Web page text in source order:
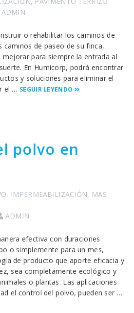
ADMIN
o rehabilitar los caminos de
caminos de paseo de su finca,
para siempre la entrada al
En Humicorp, podrá encontrar
y soluciones para eliminar el
el … SEGUIR LEYENDO
polvo en
, IMPERMEABILIZACIÓN, MAS
ADMIN
efectiva con duraciones
o simplemente para un mes,
de producto que aporte eficacia y
sea completamente ecológico y
o plantas. Las aplicaciones
el control del polvo, pueden ser …